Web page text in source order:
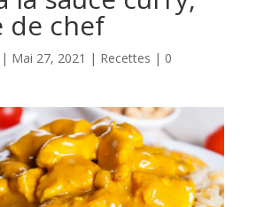
de chef
| Mai 27, 2021 | Recettes | 0